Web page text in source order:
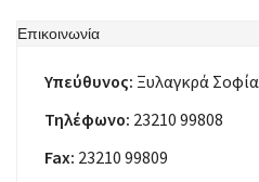
Επικοινωνία
Υπεύθυνος: Ξυλαγκρά Σοφία
Τηλέφωνο: 23210 99808
Fax: 23210 99809